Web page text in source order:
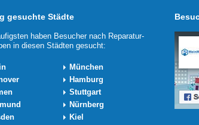
gesuchte Städte
haben Besucher nach Reparatur-
in diesen Städten gesucht:
München
Hamburg
Stuttgart
Nürnberg
Kiel